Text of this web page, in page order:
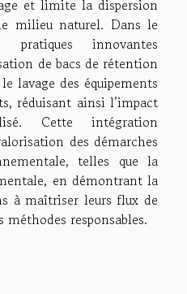
et limite la dispersion
milieu naturel. Dans le
innovantes
de bacs de rétention
lavage des équipements
réduisant ainsi l’impact
Cette intégration
des démarches
telles que la
en démontrant la
à maîtriser leurs flux de
responsables.